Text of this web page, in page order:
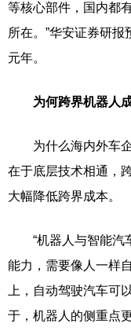
等核心部件，国内都
所在。”华安证券研
元年。
为何跨界机器人
为什么海内外车企
在于底层技术相通，
大幅降低跨界成本。
“机器人与智能汽
能力，需要像人一样
上，自动驾驶汽车可
于，机器人的侧重点